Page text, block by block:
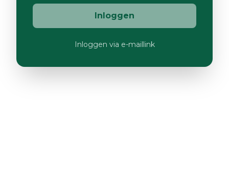
Inloggen
Inloggen via e-maillink